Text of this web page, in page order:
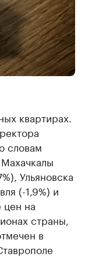
квартирах.
словам
Ульяновска
(-1,9%) и
цен на
страны,
в